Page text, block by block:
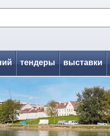
тендеры выставки